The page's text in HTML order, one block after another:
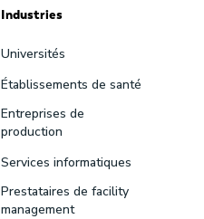
Industries
Universités
Établissements de santé
Entreprises de
production
Services informatiques
Prestataires de facility
management